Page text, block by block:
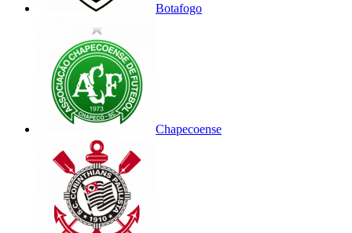
Botafogo
Chapecoense